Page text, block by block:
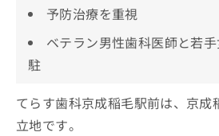
予防治療を重視
ベテラン男性歯科医師と若
駐
てらす歯科京成稲毛駅前は、京成
立地です。